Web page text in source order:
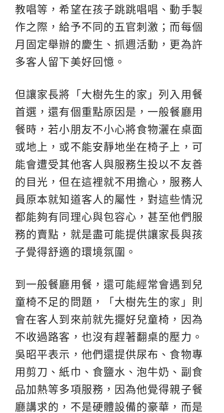
教唱等，希望在孩子跳跳唱唱、動手製
作之際，給予不同的五官刺激；而每個
月固定舉辦的慶生、抓週活動，更為許
多客人留下美好回憶。
但讓家長將「大樹先生的家」列入用餐
首選，還有個重點原因是，一般餐廳用
餐時，若小朋友不小心將食物灑在桌面
或地上，或不能安靜地坐在椅子上，可
能會遭受其他客人與服務生投以不友善
的目光，但在這裡就不用擔心，服務人
員原本就知道客人的屬性，對這些情況
都能夠有同理心與包容心，甚至他們服
務的賣點，就是盡可能提供讓家長與孩
子覺得舒適的環境氛圍。
到一般餐廳用餐，還可能經常會遇到兒
童椅不足的問題，「大樹先生的家」則
會在客人到來前就先擺好兒童椅，因為
不收過路客，也沒有趕著翻桌的壓力。
吳昭平表示，他們還提供尿布、食物專
用剪刀、紙巾、食鹽水、泡牛奶、副食
品加熱等多項服務，因為他覺得親子餐
廳講求的，不是硬體設備的豪華，而是